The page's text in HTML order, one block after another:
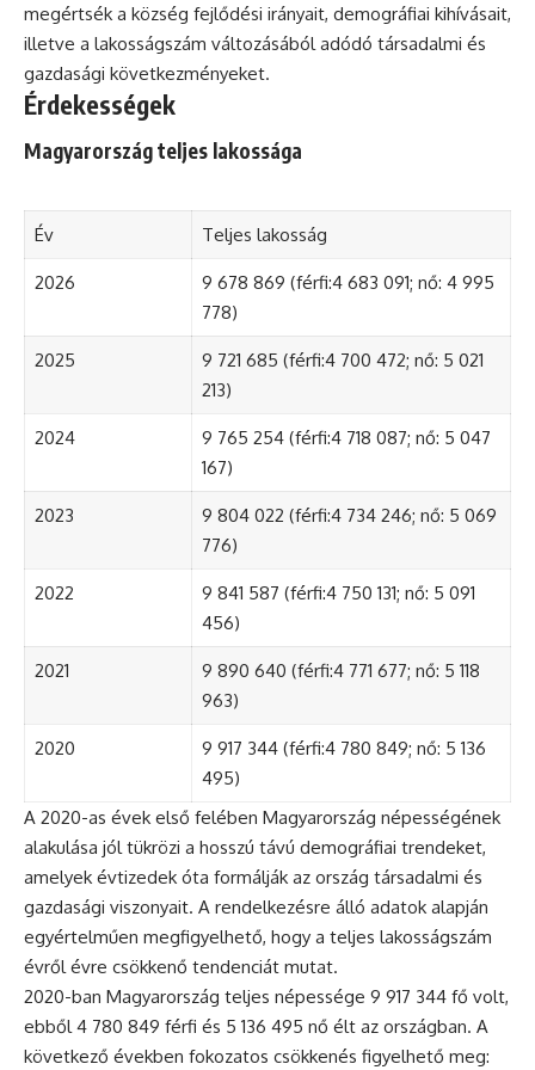
megértsék a község fejlődési irányait, demográfiai kihívásait,
illetve a lakosságszám változásából adódó társadalmi és
gazdasági következményeket.
Érdekességek
Magyarország teljes lakossága
Év Teljes lakosság
2026
9 678 869 (férfi:4 683 091; nő: 4 995
778)
2025
9 721 685 (férfi:4 700 472; nő: 5 021
213)
2024
9 765 254 (férfi:4 718 087; nő: 5 047
167)
2023
9 804 022 (férfi:4 734 246; nő: 5 069
776)
2022
9 841 587 (férfi:4 750 131; nő: 5 091
456)
2021
9 890 640 (férfi:4 771 677; nő: 5 118
963)
2020
9 917 344 (férfi:4 780 849; nő: 5 136
495)
A 2020-as évek első felében Magyarország népességének
alakulása jól tükrözi a hosszú távú demográfiai trendeket,
amelyek évtizedek óta formálják az ország társadalmi és
gazdasági viszonyait. A rendelkezésre álló adatok alapján
egyértelműen megfigyelhető, hogy a teljes lakosságszám
évről évre csökkenő tendenciát mutat.
2020-ban Magyarország teljes népessége 9 917 344 fő volt,
ebből 4 780 849 férfi és 5 136 495 nő élt az országban. A
következő években fokozatos csökkenés figyelhető meg: